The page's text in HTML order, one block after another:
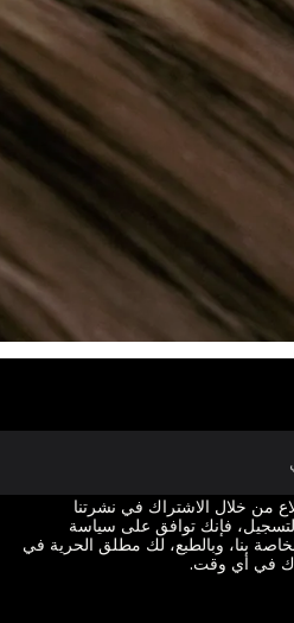
من خلال الاشتراك في نشرتنا
فإنك توافق على سياسة
بنا، وبالطبع، لك مطلق الحرية في
في أي وقت.